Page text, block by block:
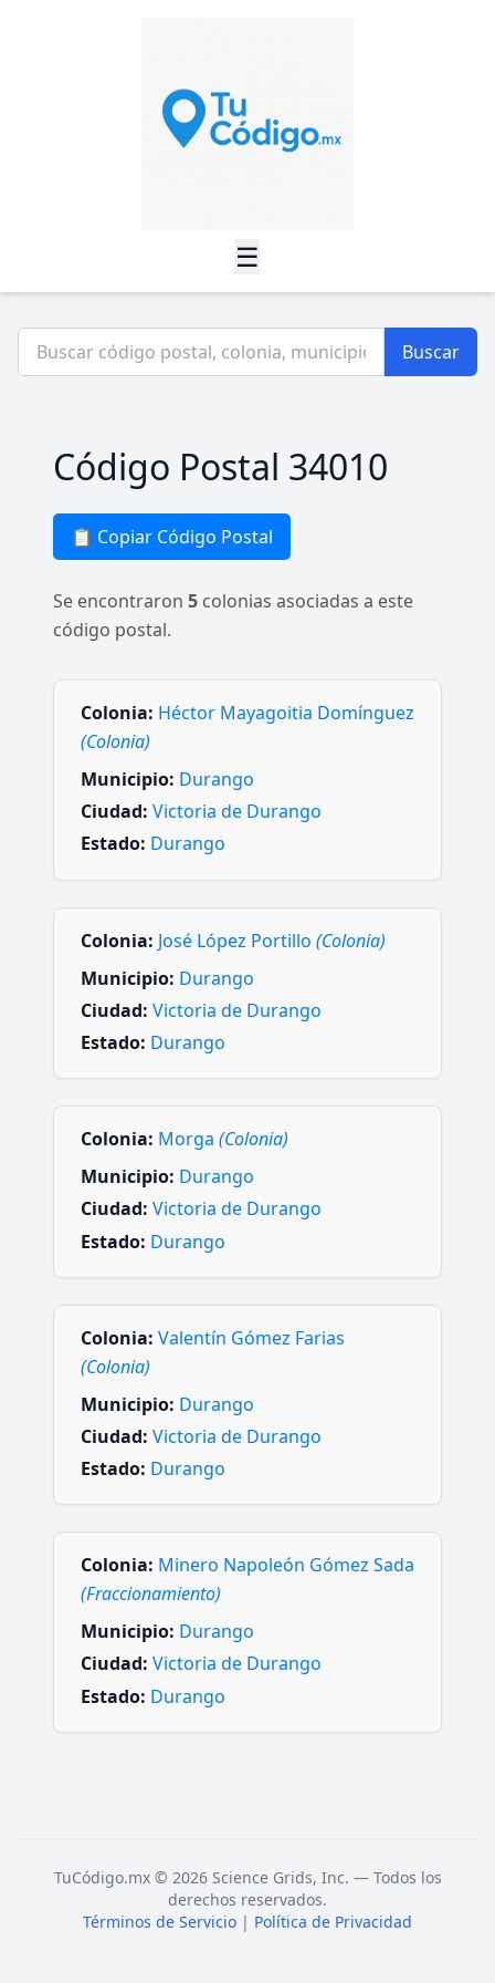
☰
Buscar
Código Postal 34010
📋 Copiar Código Postal
Se encontraron 5 colonias asociadas a este
código postal.
Colonia: Héctor Mayagoitia Domínguez
(Colonia)
Municipio: Durango
Ciudad: Victoria de Durango
Estado: Durango
Colonia: José López Portillo (Colonia)
Municipio: Durango
Ciudad: Victoria de Durango
Estado: Durango
Colonia: Morga (Colonia)
Municipio: Durango
Ciudad: Victoria de Durango
Estado: Durango
Colonia: Valentín Gómez Farias
(Colonia)
Municipio: Durango
Ciudad: Victoria de Durango
Estado: Durango
Colonia: Minero Napoleón Gómez Sada
(Fraccionamiento)
Municipio: Durango
Ciudad: Victoria de Durango
Estado: Durango
TuCódigo.mx © 2026 Science Grids, Inc. — Todos los
derechos reservados.
Términos de Servicio | Política de Privacidad